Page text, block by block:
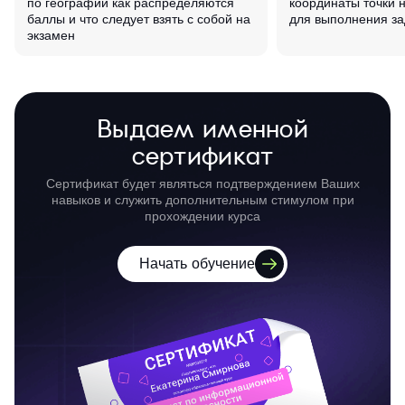
баллы и что следует взять с собой на
экзамен
для выполнения
Выдаем именной
сертификат
Сертификат будет являться подтверждением Ваших
навыков и служить дополнительным стимулом при
прохождении курса
Начать обучение